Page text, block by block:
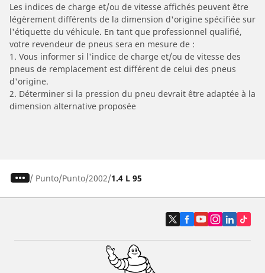
Les indices de charge et/ou de vitesse affichés peuvent être
légèrement différents de la dimension d'origine spécifiée sur
l'étiquette du véhicule. En tant que professionnel qualifié,
votre revendeur de pneus sera en mesure de :
1. Vous informer si l'indice de charge et/ou de vitesse des
pneus de remplacement est différent de celui des pneus
d'origine.
2. Déterminer si la pression du pneu devrait être adaptée à la
dimension alternative proposée
/ Punto Punto 2002 1.4 L 95